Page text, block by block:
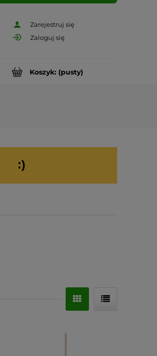
Zarejestruj się
Zaloguj się
Koszyk: (pusty)
:)